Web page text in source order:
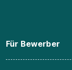
Für Bewerber